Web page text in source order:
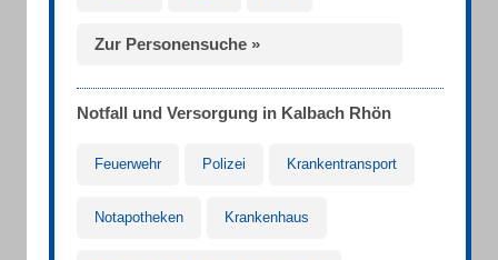
Zur Personensuche »
Notfall und Versorgung in Kalbach Rhön
Feuerwehr Polizei Krankentransport
Notapotheken Krankenhaus